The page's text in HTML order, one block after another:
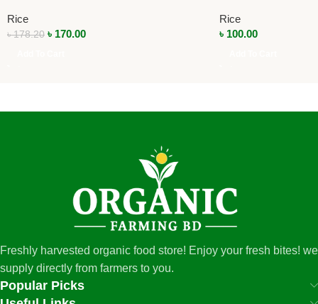
Rice
৳178.20 ৳ 170.00
Rice
৳ 100.00
Freshly harvested organic food store! Enjoy your fresh bites! we
supply directly from farmers to you.
Popular Picks